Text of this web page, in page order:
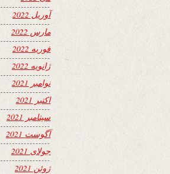
آوریل 2022
مارس 2022
فوریه 2022
ژانویه 2022
نوامبر 2021
اکتبر 2021
سپتامبر 2021
آگوست 2021
جولای 2021
ژوئن 2021